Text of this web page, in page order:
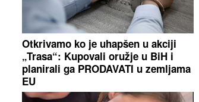
Otkrivamo ko je uhapšen u akciji
„Trasa“: Kupovali oružje u BiH i
planirali ga PRODAVATI u zemljama
EU